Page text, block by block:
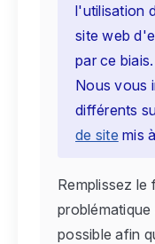
l'utilisation
site web
par ce biais.
Nous vous
différents
de site mis
Remplissez le
problématique
possible afin